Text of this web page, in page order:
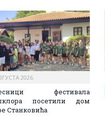
2026.
фестивала
посетили дом
Станковића